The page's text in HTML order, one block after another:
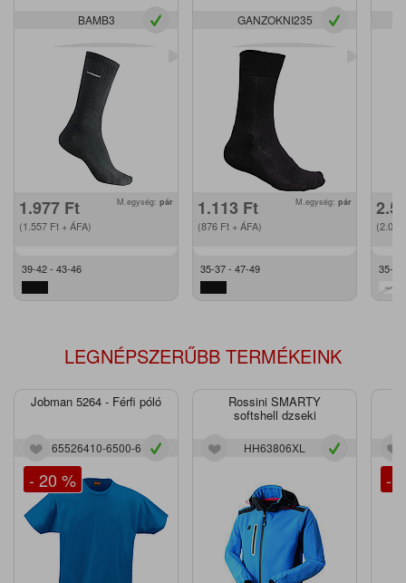
BAMB3
1.977 Ft
(1.557 Ft + ÁFA)
M.egység: pár
39-42 - 43-46
GANZOKNI235
1.113 Ft
(876 Ft + ÁFA)
M.egység: pár
35-37 - 47-49
(2.008
35-
LEGNÉPSZERŰBB TERMÉKEINK
Jobman 5264 - Férfi póló
65526410-6500-6
- 20 %
Rossini SMARTY
softshell dzseki
HH63806XL
-